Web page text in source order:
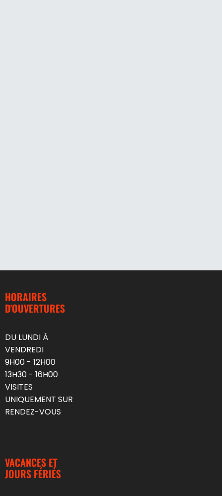
HORAIRES
D'OUVERTURES
DU LUNDI À
VENDREDI
9H00 - 12H00
13H30 - 16H00
VISITES
UNIQUEMENT SUR
RENDEZ-VOUS
VACANCES ET
JOURS FÉRIÉS